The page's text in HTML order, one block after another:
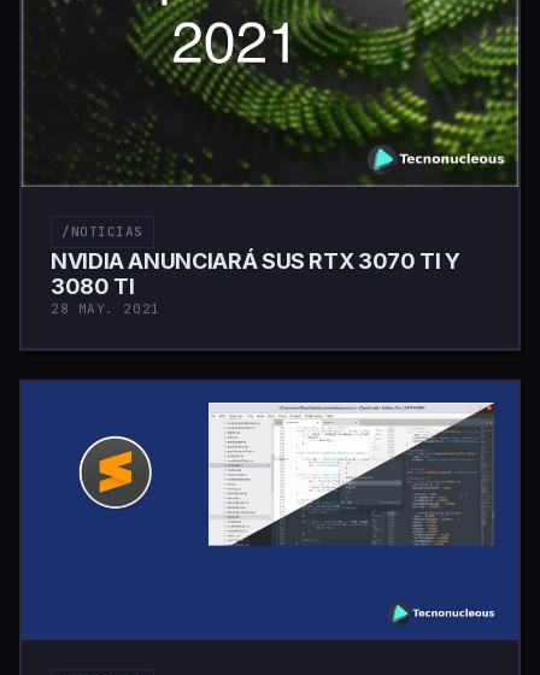
/NOTICIAS
NVIDIA ANUNCIARÁ SUS RTX 3070 TI Y
3080 TI
28 MAY. 2021